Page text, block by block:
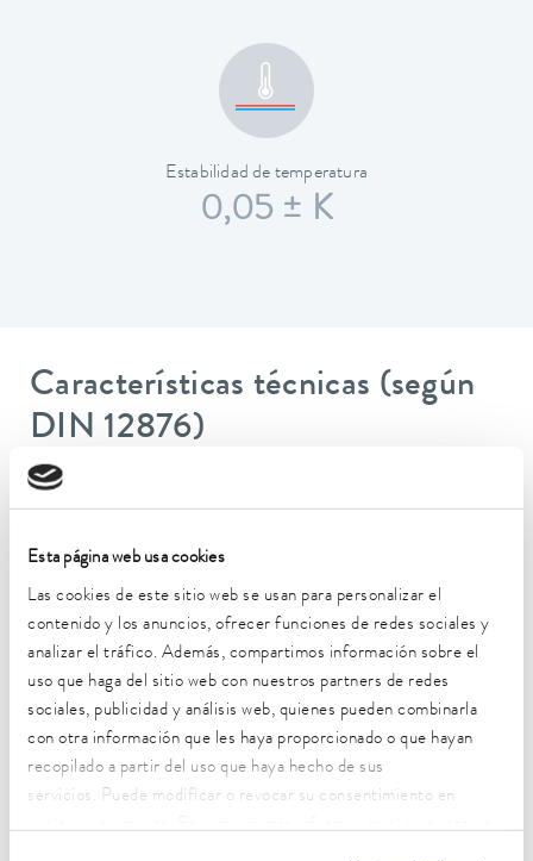
Esta página web usa cookies
Las cookies de este sitio web se usan para personalizar el
contenido y los anuncios, ofrecer funciones de redes sociales y
analizar el tráfico. Además, compartimos información sobre el
uso que haga del sitio web con nuestros partners de redes
sociales, publicidad y análisis web, quienes pueden combinarla
con otra información que les haya proporcionado o que hayan
recopilado a partir del uso que haya hecho de sus
servicios. Puede modificar o revocar su consentimiento en
Estabilidad de temperatura
0,05 ± K
Características técnicas (según
DIN 12876)
5 ... 40 °C
Estabilidad de temperatura
0,05 ± K
Potencia calorífica máx.
3,5 kW